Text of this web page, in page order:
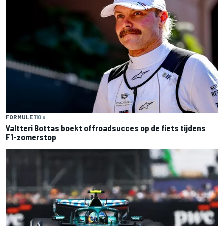
FORMULE 110 u
Valtteri Bottas boekt offroadsucces op de fiets tijdens
F1-zomerstop